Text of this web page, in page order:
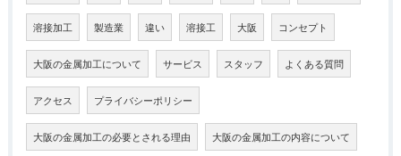
溶接加工 製造業 違い 溶接工 大阪 コンセプト
大阪の金属加工について サービス スタッフ よくある質問
アクセス プライバシーポリシー
大阪の金属加工の必要とされる理由 大阪の金属加工の内容について